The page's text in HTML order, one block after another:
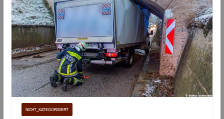
NICHT_KATEGORISIERT